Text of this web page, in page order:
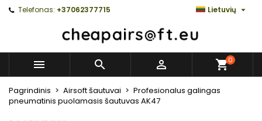
Telefonas: +37062377715 Lietuvių 
   0
Pagrindinis Airsoft šautuvai
Profesionalus galingas
pneumatinis puolamasis šautuvas AK47